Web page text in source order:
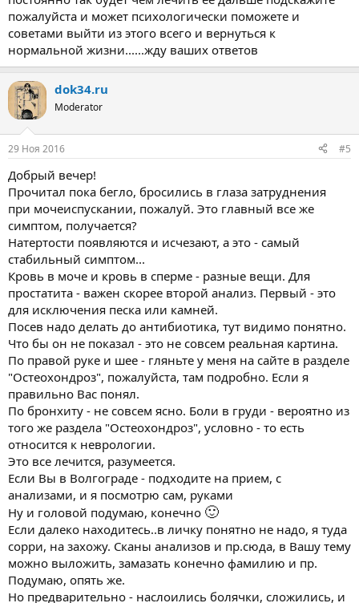
пожалуйста и может психологически поможете и
советами выйти из этого всего и вернуться к
нормальной жизни......жду ваших ответов
dok34.ru
Moderator
29 Ноя 2016 #5
Добрый вечер!
Прочитал пока бегло, бросились в глаза затруднения
при мочеиспускании, пожалуй. Это главный все же
симптом, получается?
Натертости появляются и исчезают, а это - самый
стабильный симптом...
Кровь в моче и кровь в сперме - разные вещи. Для
простатита - важен скорее второй анализ. Первый - это
для исключения песка или камней.
Посев надо делать до антибиотика, тут видимо понятно.
Что бы он не показал - это не совсем реальная картина.
По правой руке и шее - гляньте у меня на сайте в разделе
"Остеохондроз", пожалуйста, там подробно. Если я
правильно Вас понял.
По бронхиту - не совсем ясно. Боли в груди - вероятно из
того же раздела "Остеохондроз", условно - то есть
относится к неврологии.
Это все лечится, разумеется.
Если Вы в Волгограде - подходите на прием, с
анализами, и я посмотрю сам, руками
Ну и головой подумаю, конечно 🙂
Если далеко находитесь..в личку понятно не надо, я туда
сорри, на захожу. Сканы анализов и пр.сюда, в Вашу тему
можно выложить, замазать конечно фамилию и пр.
Подумаю, опять же.
Но предварительно - наслоились болячки, сложились, и